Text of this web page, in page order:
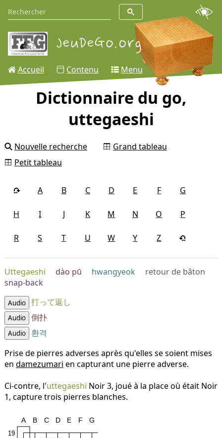
Accueil Contenu Menu
Dictionnaire du go,
uttegaeshi
Nouvelle recherche
Grand tableau
Petit tableau
A B C D E F G
H I J K M N O P
R S T U W Y Z
Uttegaeshi dào pū hwangyeok
retour de bâton
snap-back
Audio 打って返し
Audio 倒扑
Audio
환격
Prise de pierres adverses après qu'elles se soient mises
en damezumari en capturant une pierre adverse.
Ci-contre, l'uttegaeshi Noir 3, joué à la place où était Noir
1, capture trois pierres blanches.
19
A B C D E F G